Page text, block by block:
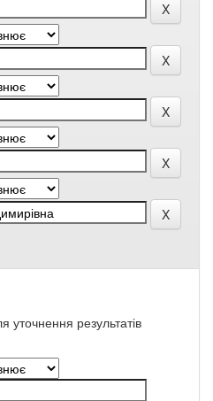
уточнення результатів